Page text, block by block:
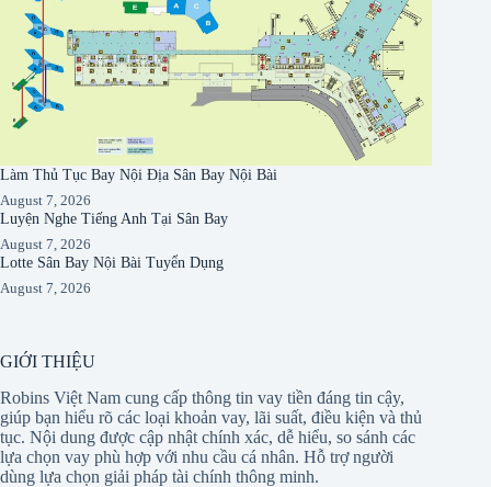
Làm Thủ Tục Bay Nội Địa Sân Bay Nội Bài
August 7, 2026
Luyện Nghe Tiếng Anh Tại Sân Bay
August 7, 2026
Lotte Sân Bay Nội Bài Tuyển Dụng
August 7, 2026
GIỚI THIỆU
Robins Việt Nam cung cấp thông tin vay tiền đáng tin cậy,
giúp bạn hiểu rõ các loại khoản vay, lãi suất, điều kiện và thủ
tục. Nội dung được cập nhật chính xác, dễ hiểu, so sánh các
lựa chọn vay phù hợp với nhu cầu cá nhân. Hỗ trợ người
dùng lựa chọn giải pháp tài chính thông minh.